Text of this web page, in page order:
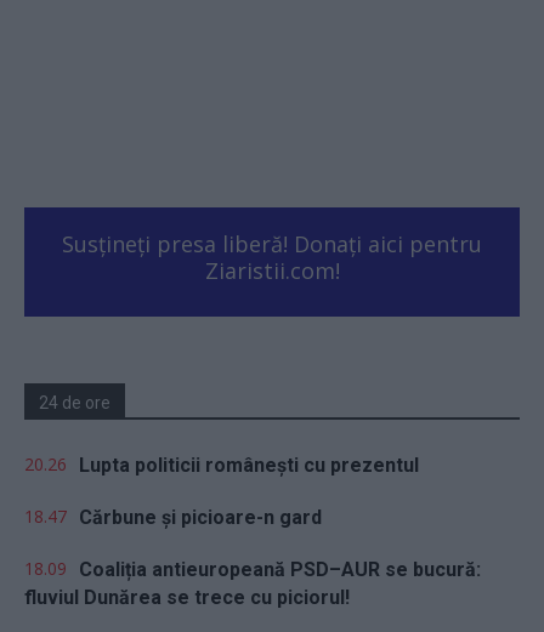
Susțineți presa liberă! Donați aici pentru
Ziaristii.com!
24 de ore
20.26 Lupta politicii românești cu prezentul
18.47 Cărbune și picioare-n gard
18.09
Coaliția antieuropeană PSD–AUR se bucură:
fluviul Dunărea se trece cu piciorul!